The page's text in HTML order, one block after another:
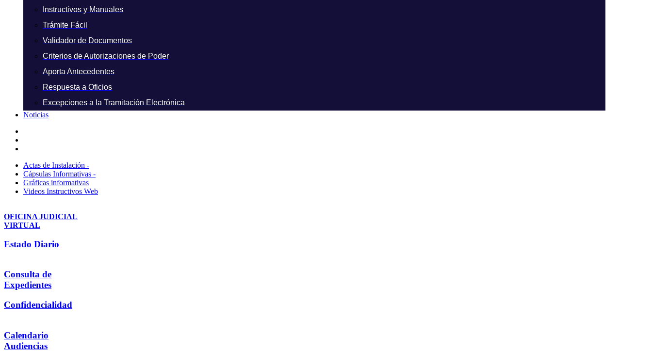
Instructivos y Manuales
Trámite Fácil
Validador de Documentos
Criterios de Autorizaciones de Poder
Aporta Antecedentes
Respuesta a Oficios
Excepciones a la Tramitación Electrónica
Noticias
Actas de Instalación -
Cápsulas Informativas -
Gráficas informativas
Videos Instructivos Web
OFICINA JUDICIAL
VIRTUAL
Estado Diario
Consulta de
Expedientes
Confidencialidad
Calendario
Audiencias